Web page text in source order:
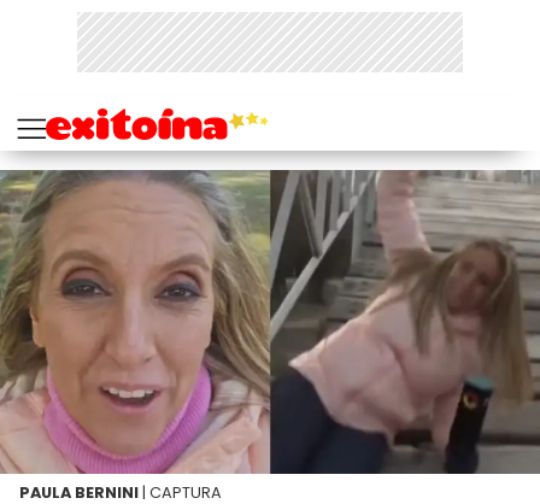
PAULA BERNINI | CAPTURA